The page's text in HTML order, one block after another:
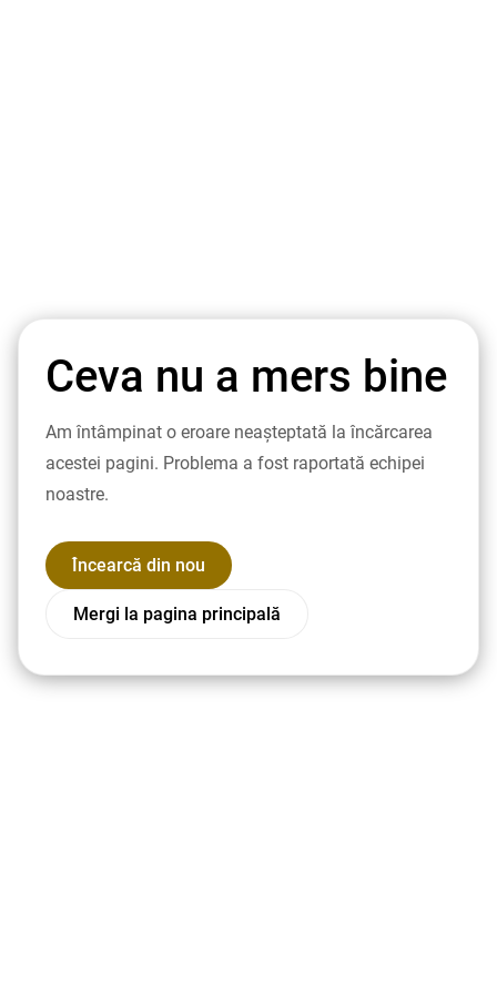
Ceva nu a mers bine
Am întâmpinat o eroare neașteptată la încărcarea
acestei pagini. Problema a fost raportată echipei
noastre.
Încearcă din nou
Mergi la pagina principală